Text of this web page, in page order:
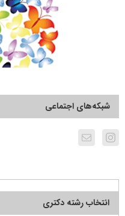
شبکه‌های اجتماعی
انتخاب رشته دکتری